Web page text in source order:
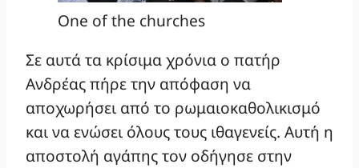
One of the churches
Σε αυτά τα κρίσιμα χρόνια ο πατήρ
Ανδρέας πήρε την απόφαση να
αποχωρήσει από το ρωμαιοκαθολικισμό
και να ενώσει όλους τους ιθαγενείς. Αυτή η
αποστολή αγάπης τον οδήγησε στην